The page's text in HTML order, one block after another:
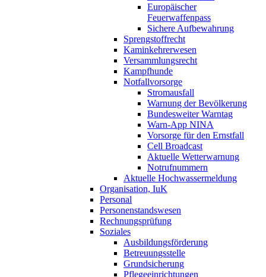
Europäischer
Feuerwaffenpass
Sichere Aufbewahrung
Sprengstoffrecht
Kaminkehrerwesen
Versammlungsrecht
Kampfhunde
Notfallvorsorge
Stromausfall
Warnung der Bevölkerung
Bundesweiter Warntag
Warn-App NINA
Vorsorge für den Ernstfall
Cell Broadcast
Aktuelle Wetterwarnung
Notrufnummern
Aktuelle Hochwassermeldung
Organisation, IuK
Personal
Personenstandswesen
Rechnungsprüfung
Soziales
Ausbildungsförderung
Betreuungsstelle
Grundsicherung
Pflegeeinrichtungen